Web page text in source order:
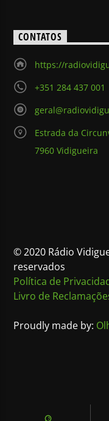
CONTATOS
https://
+351 284 437 001
Estrada da
7960 Vidigueira
© 2020 Rádio
reservados
Política de
Livro de
Proudly made by: